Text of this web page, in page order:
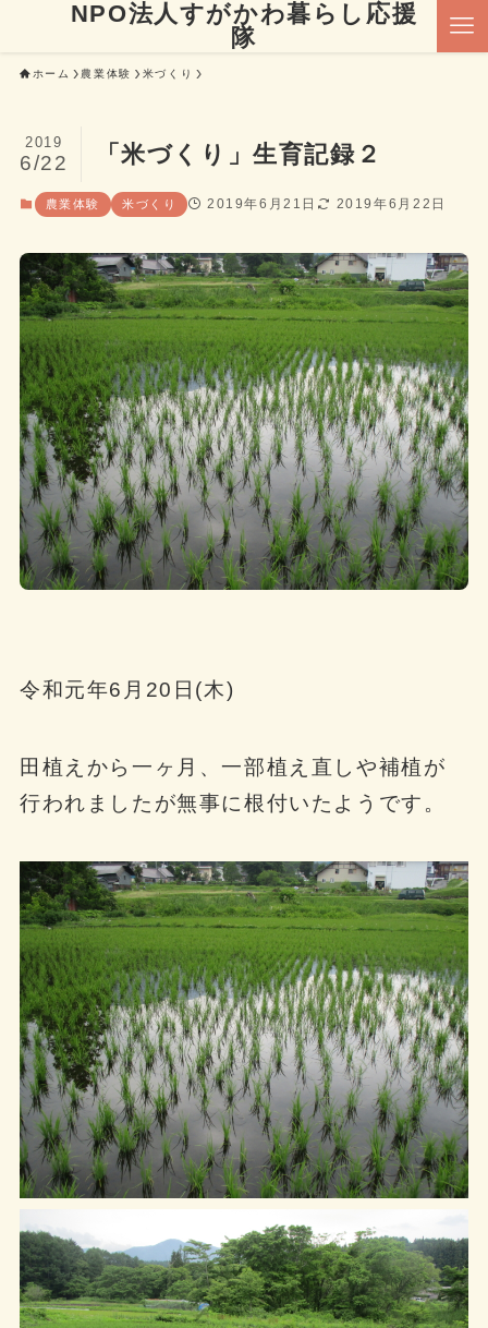
NPO法人すがかわ暮らし応援
隊
ホーム 農業体験 米づくり
「米づくり」生育記録２
2019
6/22
農業体験 米づくり 2019年6月21日 2019年6月22日
令和元年6月20日(木)
田植えから一ヶ月、一部植え直しや補植が
行われましたが無事に根付いたようです。